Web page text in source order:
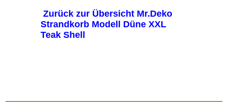
Zurück zur Übersicht Mr.Deko
Strandkorb Modell Düne XXL
Teak Shell